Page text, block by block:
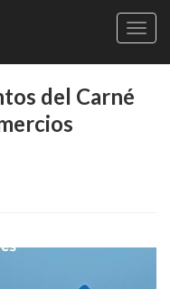
del Carné